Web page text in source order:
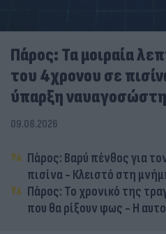
Πάρος: Τα μοιραία
του 4χρονου σε
ύπαρξη ναυαγοσώστη
09.08.2026
Πάρος: Βαρύ πένθος για
πισίνα - Κλειστό στη
Πάρος: Το χρονικό της
που θα ρίξουν φως - Η